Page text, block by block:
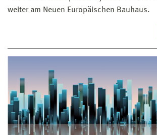
weiter am Neuen Europäischen Bauhaus.